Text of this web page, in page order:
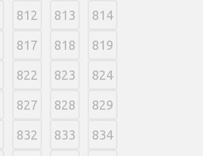
812 813 814
817 818 819
822 823 824
827 828 829
832 833 834